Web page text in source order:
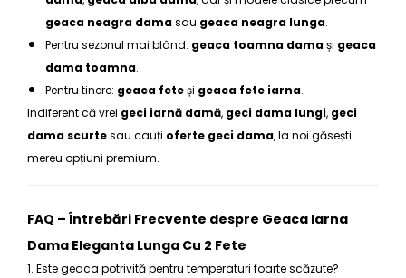
geaca neagra damasau geaca neagra lunga.
Pentru sezonul mai blând: geaca toamna damași geaca
dama toamna.
Pentru tinere: geaca feteși geaca fete iarna.
Indiferent că vrei geci iarnă damă, geci dama lungi, geci
dama scurtesau cauți oferte geci dama, la noi găsești
mereu opțiuni premium.
FAQ – Întrebări Frecvente despre Geaca Iarna
Dama Eleganta Lunga Cu 2 Fete
1. Este geaca potrivită pentru temperaturi foarte scăzute?